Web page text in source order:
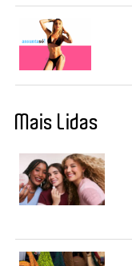
Mais Lidas